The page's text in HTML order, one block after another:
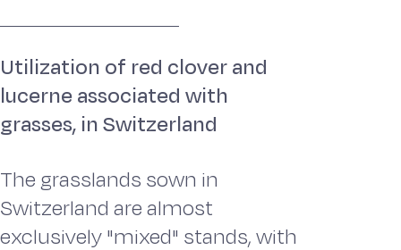
Utilization of red clover and
lucerne associated with
grasses, in Switzerland
The grasslands sown in
Switzerland are almost
exclusively "mixed" stands, with